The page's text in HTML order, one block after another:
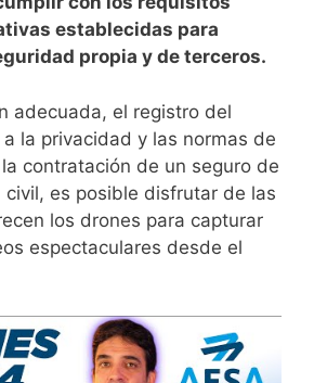
establecidas para
propia ⁢y de terceros.
adecuada, el registro del
la privacidad⁣ y las‍ normas de
contratación⁣ de⁤ un seguro⁢ de
es posible ⁤disfrutar de las
los drones para capturar
espectaculares desde el